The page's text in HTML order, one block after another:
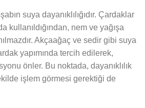
suya dayanıklılığıdır. Çardaklar
kullanıldığından, nem ve yağışa
Akçaağaç ve sedir gibi suya
yapımında tercih edilerek,
önler. Bu noktada, dayanıklılık
işlem görmesi gerektiği de